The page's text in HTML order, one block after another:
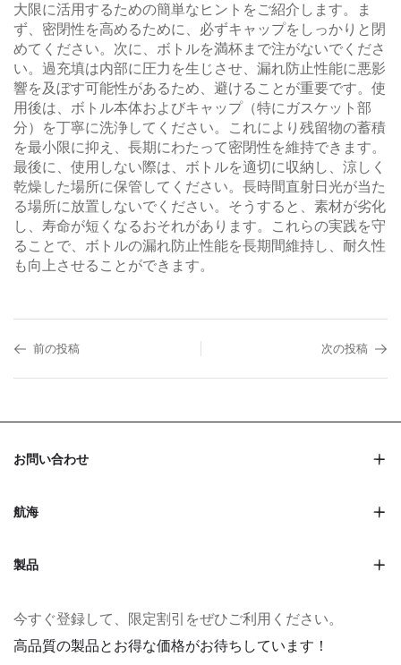
大限に活用するための簡単なヒントをご紹介します。ま
ず、密閉性を高めるために、必ずキャップをしっかりと閉
めてください。次に、ボトルを満杯まで注がないでくださ
い。過充填は内部に圧力を生じさせ、漏れ防止性能に悪影
響を及ぼす可能性があるため、避けることが重要です。使
用後は、ボトル本体およびキャップ（特にガスケット部
分）を丁寧に洗浄してください。これにより残留物の蓄積
を最小限に抑え、長期にわたって密閉性を維持できます。
最後に、使用しない際は、ボトルを適切に収納し、涼しく
乾燥した場所に保管してください。長時間直射日光が当た
る場所に放置しないでください。そうすると、素材が劣化
し、寿命が短くなるおそれがあります。これらの実践を守
ることで、ボトルの漏れ防止性能を長期間維持し、耐久性
も向上させることができます。
前の投稿 次の投稿
お問い合わせ
航海
製品
今すぐ登録して、限定割引をぜひご利用ください。
高品質の製品とお得な価格がお待ちしています！